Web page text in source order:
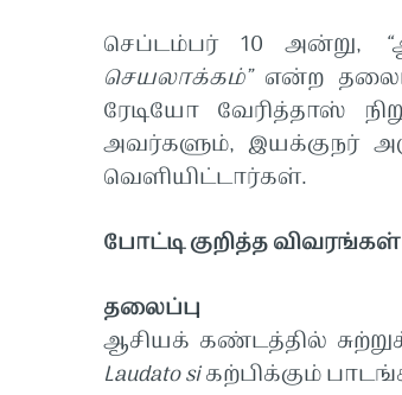
செப்டம்பர்10 அன்று, “
செயலாக்கம்” என்ற
ரேடியோ வேரித்தாஸ்
அவர்களும்,இயக்குநர்
வெளியிட்டார்கள்.
போட்டிகுறித்தவிவரங்கள்
தலைப்பு
ஆசியக் கண்டத்தில்
Laudato siகற்பிக்கும்